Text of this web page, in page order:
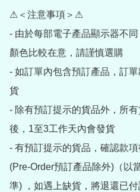
⚠＜注意事項＞⚠
- 由於每部電子產品顯示器不
顏色比較在意，請謹慎選購
- 如訂單內包含預訂產品，訂
貨
- 除有預訂提示的貨品外，所
後，1至3工作天內會發貨
- 有預訂提示的貨品，確認款
(Pre-Order預訂產品除外)（以
準) ，如遇上缺貨，將退還已付